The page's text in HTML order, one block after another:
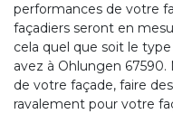
performances de votre
façadiers seront en
cela quel que soit le
avez à Ohlungen 67590.
de votre façade, faire
ravalement pour votre